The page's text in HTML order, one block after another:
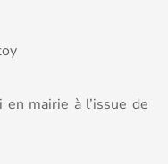
en mairie à l’issue de